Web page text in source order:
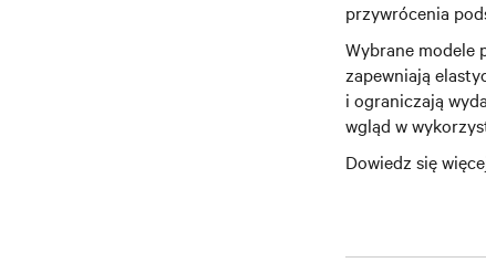
przywrócenia
Wybrane modele
zapewniają
i ograniczają
wgląd w
Dowiedz się